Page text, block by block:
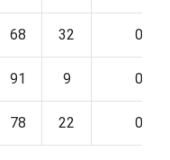
68 32 0
91 9 0
78 22 0